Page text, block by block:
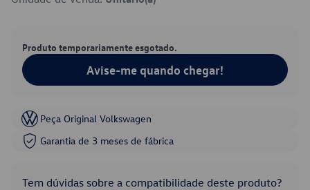
Produto temporariamente esgotado.
Avise-me quando chegar!
Peça Original Volkswagen
Garantia de 3 meses de fábrica
Tem dúvidas sobre a compatibilidade deste produto?